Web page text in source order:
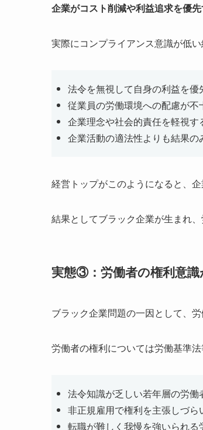
企業がコスト削減や利益追求を優
実際にコンプライアンス意識が低
法令を無視して自身の利益を優
従業員の労働環境への配慮が不
企業理念や社会的責任を軽視す
企業活動の適法性よりも結果の
経営トップがこのようになると、
結果としてブラック企業が生まれ
実態③：労働者の権利意識
ブラック企業問題の一因として、
労働者の権利については労働基準
法令知識が乏しい若年層の労働
非正規雇用で権利を主張しづら
転職が難しく我慢を強いられる